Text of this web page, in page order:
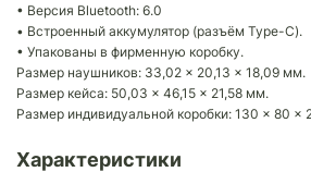
• Версия Bluetooth: 6.0
• Встроенный аккумулятор (разъём Type-C).
• Упакованы в фирменную коробку.
Размер наушников: 33,02 × 20,13 × 18,09 мм.
Размер кейса: 50,03 × 46,15 × 21,58 мм.
Размер индивидуальной коробки: 130 × 80 ×
Характеристики